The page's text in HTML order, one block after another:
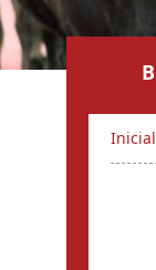
Inicial